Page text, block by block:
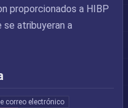
proporcionados a HIBP
atribuyeran a
correo electrónico